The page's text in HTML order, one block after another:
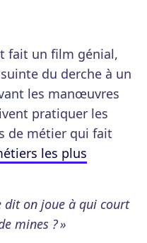
fait un film génial,
du derche à un
les manœuvres
pratiquer les
de métier qui fait
les plus
dit on joue à qui court
mines ? »